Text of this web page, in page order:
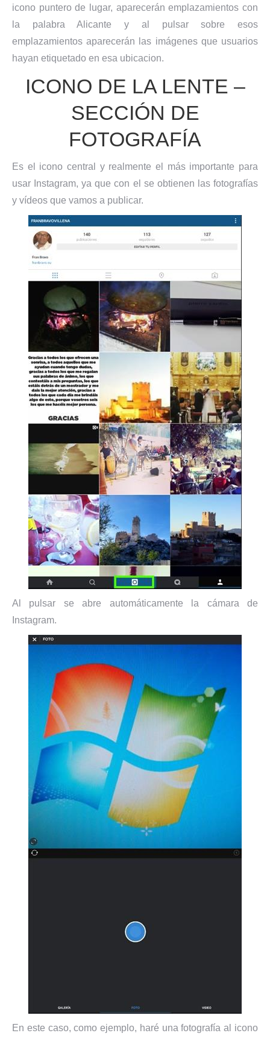
icono puntero de lugar, aparecerán emplazamientos con
la palabra Alicante y al pulsar sobre esos
emplazamientos aparecerán las imágenes que usuarios
hayan etiquetado en esa ubicacion.
ICONO DE LA LENTE –
SECCIÓN DE
FOTOGRAFÍA
Es el icono central y realmente el más importante para
usar Instagram, ya que con el se obtienen las fotografías
y vídeos que vamos a publicar.
Al pulsar se abre automáticamente la cámara de
Instagram.
En este caso, como ejemplo, haré una fotografía al icono